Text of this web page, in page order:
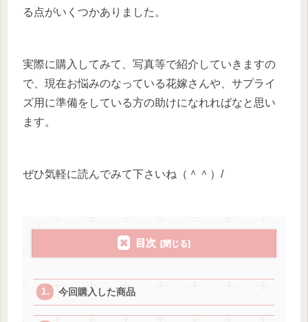
る点がいくつかありました。
実際に購入してみて、写真等で紹介していきますの
で、現在お悩みのなっている花嫁さんや、サプライ
ズ用に準備をしている方の助けになれればなと思い
ます。
ぜひ気軽に読んでみて下さいね（＾＾）/
目次
今回購入した商品